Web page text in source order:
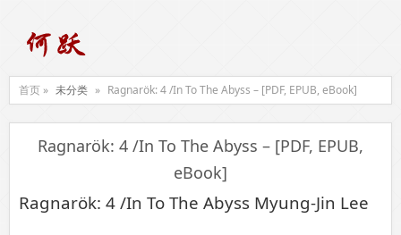
首页 » 未分类 » Ragnarök: 4 /In To The Abyss – [PDF, EPUB, eBook]
Ragnarök: 4 /In To The Abyss – [PDF, EPUB,
eBook]
Ragnarök: 4 /In To The Abyss Myung-Jin Lee